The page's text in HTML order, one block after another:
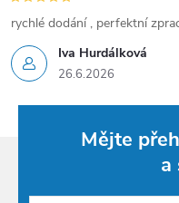
Iva Hurdálková
26.6.2026
rychlé dodání , perfektní
Mějte
a